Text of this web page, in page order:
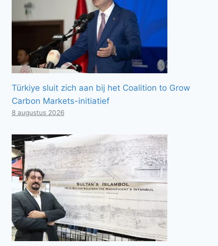
Türkiye sluit zich aan bij het Coalition to Grow
Carbon Markets-initiatief
8 augustus 2026